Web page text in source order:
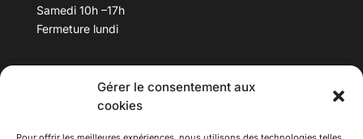
Gérer le consentement aux
cookies
Samedi 10h –17h
Fermeture lundi
maisondesculturesasiatiques@asiexpo.com